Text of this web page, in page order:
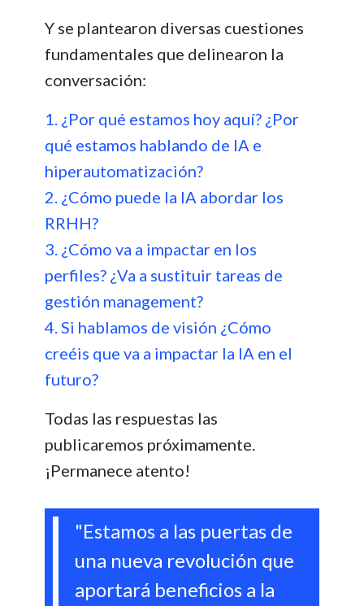
Y se plantearon diversas cuestiones
fundamentales que delinearon la
conversación:
1. ¿Por qué estamos hoy aquí? ¿Por
qué estamos hablando de IA e
hiperautomatización?
2. ¿Cómo puede la IA abordar los
RRHH?
3. ¿Cómo va a impactar en los
perfiles? ¿Va a sustituir tareas de
gestión management?
4. Si hablamos de visión ¿Cómo
creéis que va a impactar la IA en el
futuro?
Todas las respuestas las
publicaremos próximamente.
¡Permanece atento!
"Estamos a las puertas de
una nueva revolución que
aportará beneficios a la